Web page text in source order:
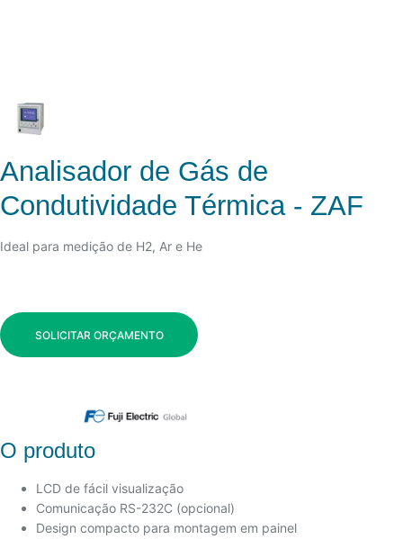
Analisador de Gás de
Condutividade Térmica - ZAF
Ideal para medição de H2, Ar e He
SOLICITAR ORÇAMENTO
O produto
LCD de fácil visualização
Comunicação RS-232C (opcional)
Design compacto para montagem em painel